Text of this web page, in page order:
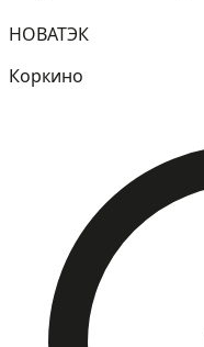
НОВАТЭК
Коркино